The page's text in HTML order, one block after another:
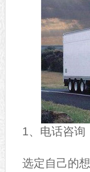
1、电话咨询
选定自己的